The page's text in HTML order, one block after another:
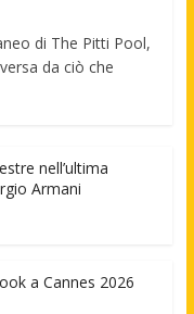
di The Pitti Pool,
da ciò che
nell’ultima
Armani
a Cannes 2026